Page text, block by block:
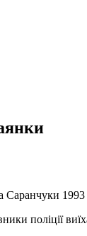
Саранчуки
поліції